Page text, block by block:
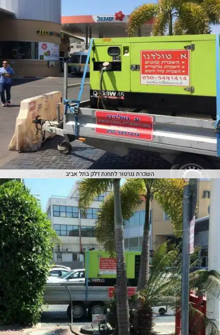
השכרת גנרטור לתחנת דלק בתל אביב